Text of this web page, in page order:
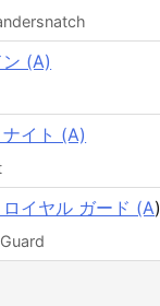
(A)
イト (A)
イヤル ガード (A)